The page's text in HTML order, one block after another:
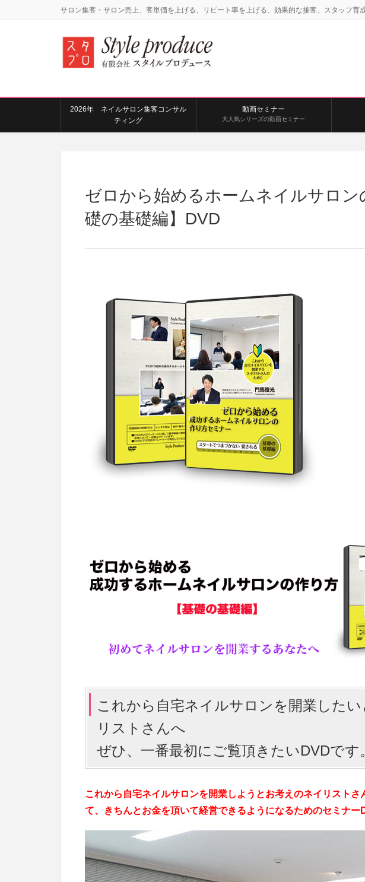
サロン集客・サロン売上、客単価を上げる、リピート率を上げる、効果的な接客、スタッフ
2026年 ネイルサロン集客コンサル
ティング
動画セミナー
大人気シリーズの動画セミナー
ゼロから始めるホームネイルサロン
礎の基礎編】DVD
これから自宅ネイルサロンを開業した
リストさんへ
ぜひ、一番最初にご覧頂きたいDVDです
これから自宅ネイルサロンを開業しようとお考えのネイリストさ
て、きちんとお金を頂いて経営できるようになるためのセミナー